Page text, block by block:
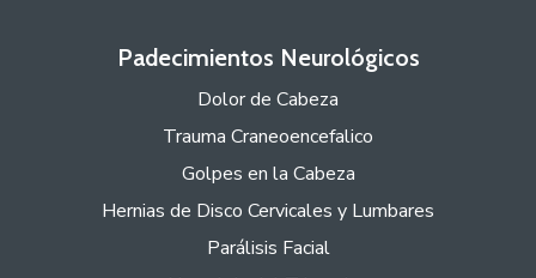
Padecimientos Neurológicos
Dolor de Cabeza
Trauma Craneoencefalico
Golpes en la Cabeza
Hernias de Disco Cervicales y Lumbares
Parálisis Facial